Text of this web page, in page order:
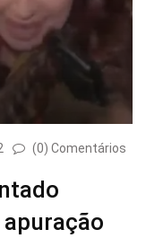
(0) Comentários